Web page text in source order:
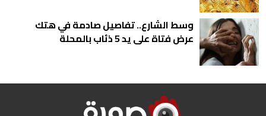
وسط الشارع.. تفاصيل صادمة في هتك
عرض فتاة على يد 5 ذئاب بالمحلة